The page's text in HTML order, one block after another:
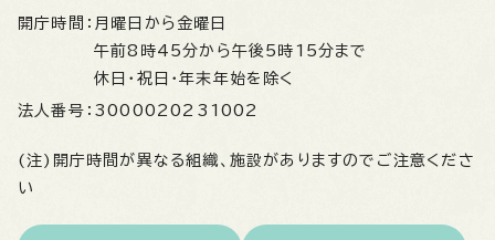
開庁時間： 月曜日から金曜日
午前8時45分から午後5時15分まで
休日・祝日・年末年始を除く
法人番号： 3000020231002
(注)開庁時間が異なる組織、施設がありますのでご注意くださ
い